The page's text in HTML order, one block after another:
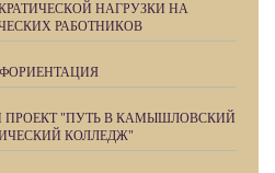
НАГРУЗКИ НА
РАБОТНИКОВ
"ПУТЬ В КАМЫШЛОВСКИЙ
КОЛЛЕДЖ"